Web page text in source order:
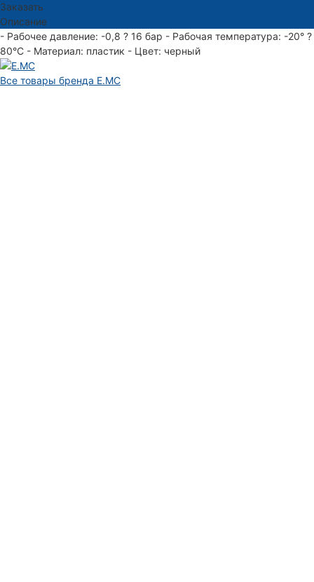
Заказать
Описание
- Рабочее давление: -0,8 ? 16 бар - Рабочая температура: -20° ?
80°С - Материал: пластик - Цвет: черный
Все товары бренда E.MC